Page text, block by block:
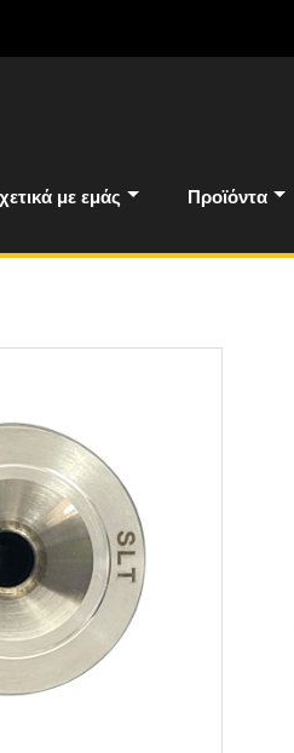
με εμάς Προϊόντα